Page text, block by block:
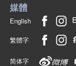
媒體
English
繁體字
简体字